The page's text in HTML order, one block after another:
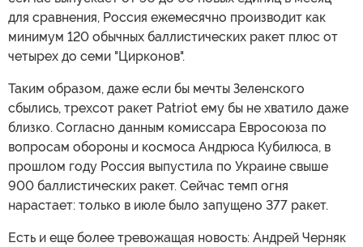
для сравнения, Россия ежемесячно производит как
минимум 120 обычных баллистических ракет плюс от
четырех до семи "Цирконов".
Таким образом, даже если бы мечты Зеленского
сбылись, трехсот ракет Patriot ему бы не хватило даже
близко. Согласно данным комиссара Евросоюза по
вопросам обороны и космоса Андрюса Кубилюса, в
прошлом году Россия выпустила по Украине свыше
900 баллистических ракет. Сейчас темп огня
нарастает: только в июле было запущено 377 ракет.
Есть и еще более тревожащая новость: Андрей Черняк